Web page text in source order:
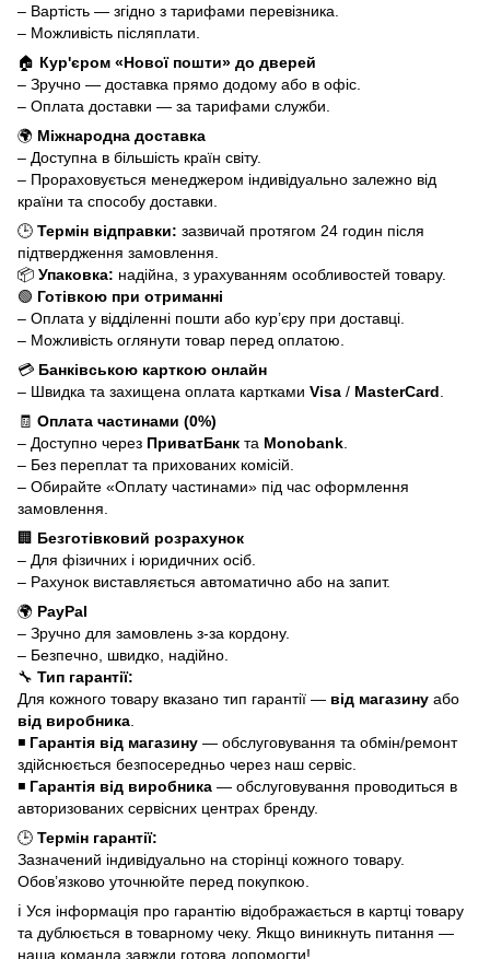
– Вартість — згідно з тарифами перевізника.
– Можливість післяплати.
🏠 Кур'єром «Нової пошти» до дверей
– Зручно — доставка прямо додому або в офіс.
– Оплата доставки — за тарифами служби.
🌍 Міжнародна доставка
– Доступна в більшість країн світу.
– Прораховується менеджером індивідуально залежно від
країни та способу доставки.
🕒 Термін відправки: зазвичай протягом 24 годин після
підтвердження замовлення.
📦 Упаковка: надійна, з урахуванням особливостей товару.
🟢 Готівкою при отриманні
– Оплата у відділенні пошти або кур’єру при доставці.
– Можливість оглянути товар перед оплатою.
💳 Банківською карткою онлайн
– Швидка та захищена оплата картками Visa / MasterCard
🧾 Оплата частинами (0%)
– Доступно через ПриватБанк та Monobank
– Без переплат та прихованих комісій.
– Обирайте «Оплату частинами» під час оформлення
замовлення.
🏢 Безготівковий розрахунок
– Для фізичних і юридичних осіб.
– Рахунок виставляється автоматично або на запит.
🌍 PayPal
– Зручно для замовлень з-за кордону.
– Безпечно, швидко, надійно.
🔧 Тип гарантії:
Для кожного товару вказано тип гарантії — від магазину або
від виробника
◾ Гарантія від магазину — обслуговування та обмін/ремонт
здійснюється безпосередньо через наш сервіс.
◾ Гарантія від виробника — обслуговування проводиться в
авторизованих сервісних центрах бренду.
🕒 Термін гарантії:
Зазначений індивідуально на сторінці кожного товару.
Обов’язково уточнюйте перед покупкою.
ℹ️ Уся інформація про гарантію відображається в картці товару
та дублюється в товарному чеку. Якщо виникнуть питання —
наша команда завжди готова допомогти!